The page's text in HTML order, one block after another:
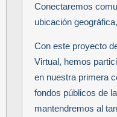
Conectaremos
ubicación
Con este proyecto
Virtual, hemos
en nuestra primera
fondos públicos de
mantendremos al